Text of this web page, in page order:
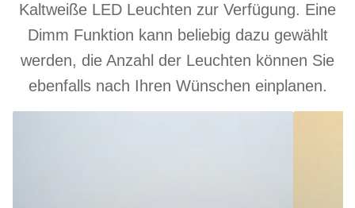
Kaltweiße LED Leuchten zur Verfügung. Eine
Dimm Funktion kann beliebig dazu gewählt
werden, die Anzahl der Leuchten können Sie
ebenfalls nach Ihren Wünschen einplanen.